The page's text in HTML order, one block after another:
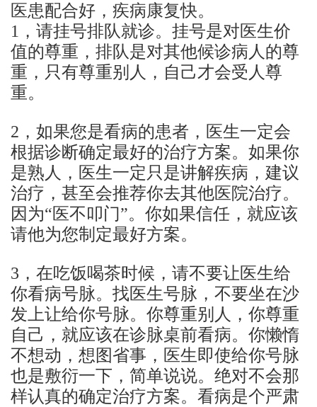
医患配合好，疾病康复快。
1，请挂号排队就诊。挂号是对医生价
值的尊重，排队是对其他候诊病人的尊
重，只有尊重别人，自己才会受人尊
重。
2，如果您是看病的患者，医生一定会
根据诊断确定最好的治疗方案。如果你
是熟人，医生一定只是讲解疾病，建议
治疗，甚至会推荐你去其他医院治疗。
因为“医不叩门”。你如果信任，就应该
请他为您制定最好方案。
3，在吃饭喝茶时候，请不要让医生给
你看病号脉。找医生号脉，不要坐在沙
发上让给你号脉。你尊重别人，你尊重
自己，就应该在诊脉桌前看病。你懒惰
不想动，想图省事，医生即使给你号脉
也是敷衍一下，简单说说。绝对不会那
样认真的确定治疗方案。看病是个严肃